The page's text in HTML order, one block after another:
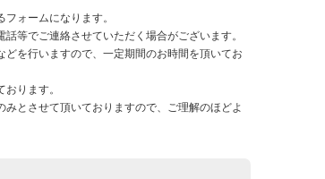
ォームになります。
等でご連絡させていただく場合がございます。
を行いますので、一定期間のお時間を頂いてお
ります。
とさせて頂いておりますので、ご理解のほどよ